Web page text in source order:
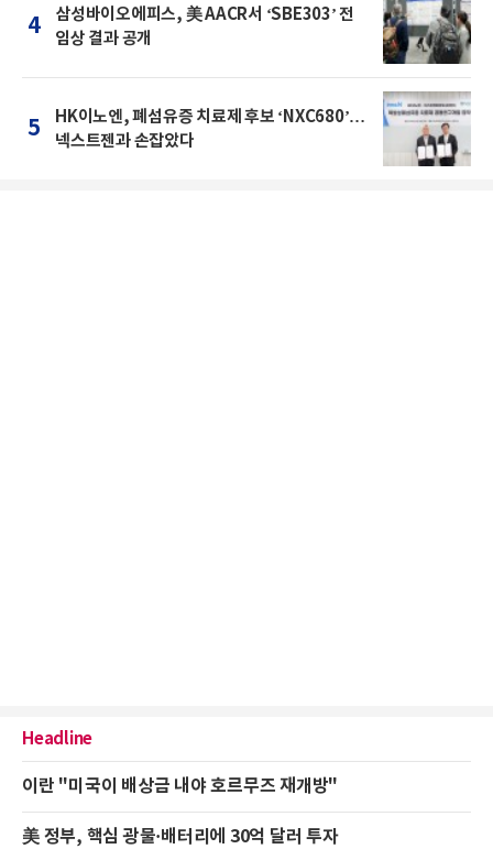
4
삼성바이오에피스, 美 AACR서 ‘SBE303’ 전
임상 결과 공개
5
HK이노엔, 폐섬유증 치료제 후보 ‘NXC680’…
넥스트젠과 손잡았다
Headline
이란 "미국이 배상금 내야 호르무즈 재개방"
美 정부, 핵심 광물·배터리에 30억 달러 투자